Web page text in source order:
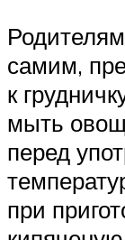
самим,
к
мыть
перед
при